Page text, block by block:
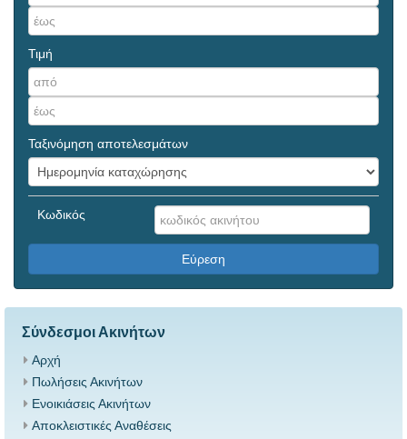
Τιμή
Ταξινόμηση αποτελεσμάτων
Κωδικός
Εύρεση
Σύνδεσμοι Ακινήτων
Αρχή
Πωλήσεις Ακινήτων
Ενοικιάσεις Ακινήτων
Αποκλειστικές Αναθέσεις